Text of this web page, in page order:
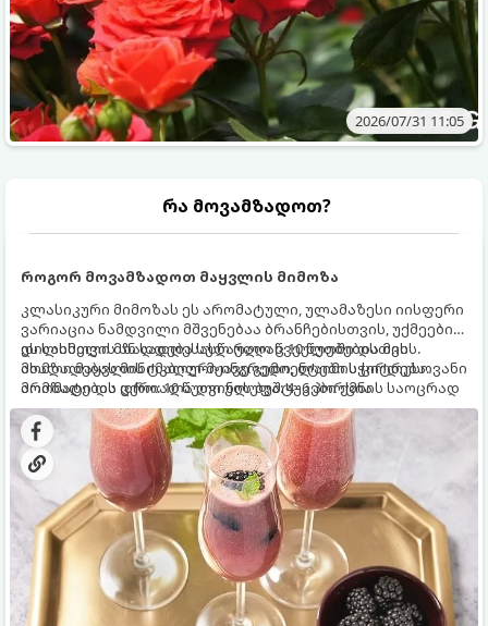
2026/07/31 11:05
რა მოვამზადოთ?
როგორ მოვამზადოთ მაყვლის მიმოზა
კლასიკური მიმოზას ეს არომატული, ულამაზესი იისფერი
ვარიაცია ნამდვილი მშვენებაა ბრანჩებისთვის, უქმეების
დილისთვის ან სადღესასწაულო წვეულებებისთვის.
ახალი მაყვლის ტკბილ-მჟავე გემო, ლაიმის ციტრუსოვანი
არომატი და ცქრიალა ღვინის ბუშტუკები ქმნის საოცრად
დახვეწილ და მაგრილებელ კოქტეილს.
ეს სასმელი მზადდება სულ რაღაც 10 წუთში და მის
მომზადებას მინიმალური ინგრედიენტები სჭირდება.
მომზადების დრო: 10 წუთი ულუფა: 4–6 პორცია